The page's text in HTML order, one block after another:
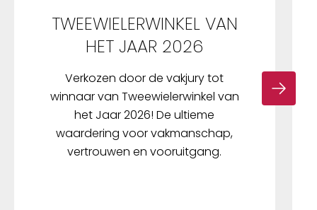
TWEEWIELERWINKEL VAN
HET JAAR 2026
Verkozen door de vakjury tot
winnaar van Tweewielerwinkel van
het Jaar 2026! De ultieme
waardering voor vakmanschap,
vertrouwen en vooruitgang.